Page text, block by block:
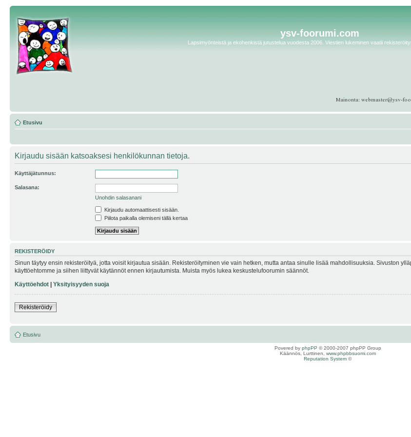
ysv-foorumi.com
Lapsimyönteistä ja ekohenkistä jutustelua vuodesta 2006. Viestien lukeminen vaatii
Etusivu
Kirjaudu sisään katsoaksesi henkilökunnan tietoja.
Käyttäjätunnus:
Salasana:
Unohdin salasanani
Kirjaudu automaattisesti sisään.
Piilota paikalla olemiseni tällä kertaa
REKISTERÖIDY
Sinun täytyy ensin rekisteröityä, jotta voisit kirjautua sisään. Rekisteröityminen vie vain hetken, mutta antaa sinulle lisää mahdollisuuksia. Sivuston
käyttöehtomme ja siihen liittyvät käytännöt ennen kirjautumista. Muista myös lukea keskustelufoorumin säännöt.
Käyttöehdot | Yksityisyyden suoja
Rekisteröidy
Etusivu
Povered by phpPP © 2000-2007 phpPP Group
Käännös, Lurttinen, www.phpbbsuomi.com
Reputation System ©